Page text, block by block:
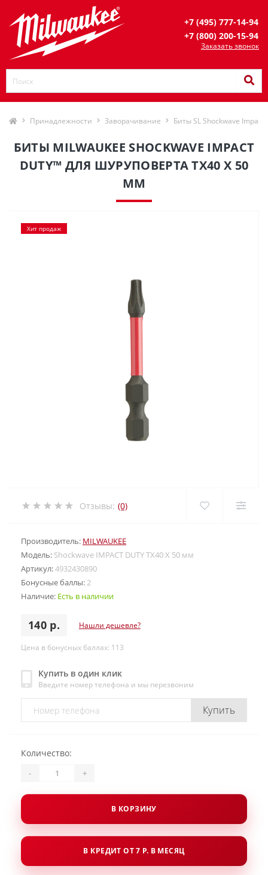
+7 (495) 777-14-94
+7 (800) 200-15-94
Заказать звонок
Принадлежности Заворачивание Биты SL Shockwave Impact
БИТЫ MILWAUKEE SHOCKWAVE IMPACT
DUTY™ ДЛЯ ШУРУПОВЕРТА TX40 Х 50
ММ
Хит продаж
Отзывы: (0)
Производитель: MILWAUKEE
Модель: Shockwave IMPACT DUTY TX40 Х 50 мм
Артикул:4932430890
Бонусные баллы:2
Наличие: Есть в наличии
140 р. Нашли дешевле?
Цена в бонусных баллах: 113
Купить в один клик
Введите номер телефона и мы перезвоним
Купить
Количество:
- +
В КОРЗИНУ
В КРЕДИТ ОТ 7 Р. В МЕСЯЦ